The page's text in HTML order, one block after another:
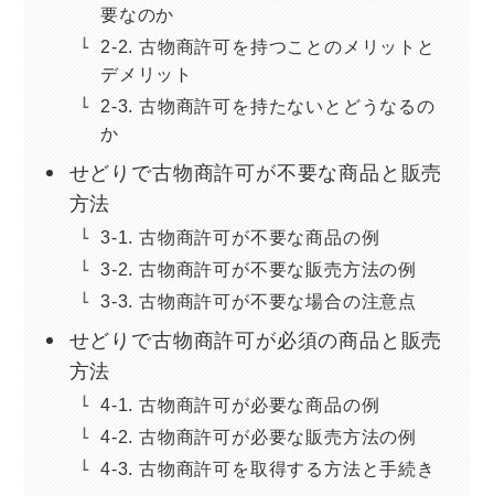
要なのか
2-2. 古物商許可を持つことのメリットと
デメリット
2-3. 古物商許可を持たないとどうなるの
か
せどりで古物商許可が不要な商品と販売
⽅法
3-1. 古物商許可が不要な商品の例
3-2. 古物商許可が不要な販売方法の例
3-3. 古物商許可が不要な場合の注意点
せどりで古物商許可が必須の商品と販売
⽅法
4-1. 古物商許可が必要な商品の例
4-2. 古物商許可が必要な販売方法の例
4-3. 古物商許可を取得する方法と手続き